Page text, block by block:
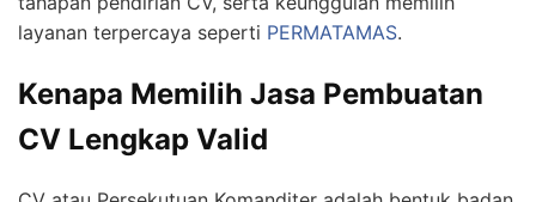
layanan terpercaya seperti PERMATAMAS.
Kenapa Memilih Jasa Pembuatan
CV Lengkap Valid